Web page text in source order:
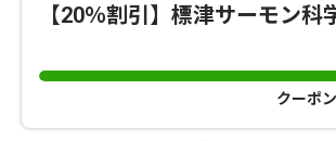
【20％割引】標津サーモン科
クーポ